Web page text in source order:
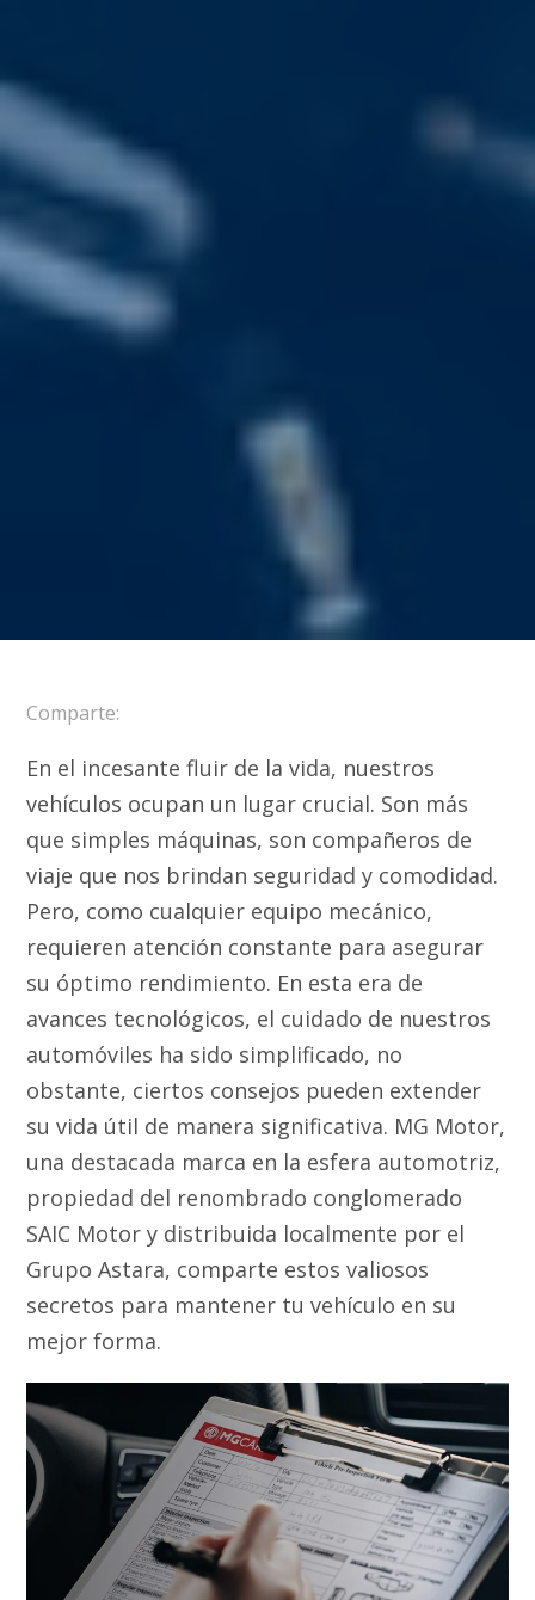
Comparte:
En el incesante fluir de la vida, nuestros
vehículos ocupan un lugar crucial. Son más
que simples máquinas, son compañeros de
viaje que nos brindan seguridad y comodidad.
Pero, como cualquier equipo mecánico,
requieren atención constante para asegurar
su óptimo rendimiento. En esta era de
avances tecnológicos, el cuidado de nuestros
automóviles ha sido simplificado, no
obstante, ciertos consejos pueden extender
su vida útil de manera significativa. MG Motor,
una destacada marca en la esfera automotriz,
propiedad del renombrado conglomerado
SAIC Motor y distribuida localmente por el
Grupo Astara, comparte estos valiosos
secretos para mantener tu vehículo en su
mejor forma.